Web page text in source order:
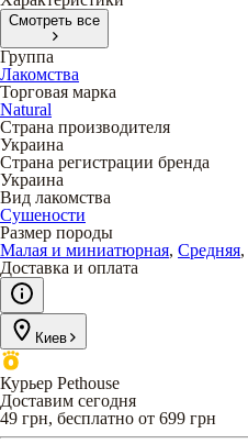
Смотреть все
Группа
Лакомства
Торговая марка
Natural
Страна производителя
Украина
Страна регистрации бренда
Украина
Вид лакомства
Сушености
Размер породы
Малая и миниатюрная, Средняя,
Доставка и оплата
Киев
Курьер Pethouse
Доставим сегодня
49 грн, бесплатно от 699 грн